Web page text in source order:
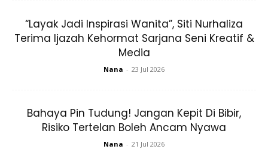
MasyaAllah, Dapat Buku-Buku Yang
“Layak Jadi Inspirasi Wanita”, Siti Nurhaliza
Terima Ijazah Kehormat Sarjana Seni Kreatif &
Media
Nana - 23 Jul 2026
Bahaya Pin Tudung! Jangan Kepit Di Bibir,
Risiko Tertelan Boleh Ancam Nyawa
Nana - 21 Jul 2026